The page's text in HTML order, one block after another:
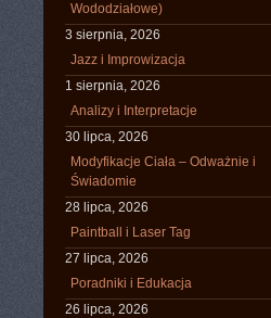
Wododziałowe)
3 sierpnia, 2026
Jazz i Improwizacja
1 sierpnia, 2026
Analizy i Interpretacje
30 lipca, 2026
Modyfikacje Ciała – Odważnie i
Świadomie
28 lipca, 2026
Paintball i Laser Tag
27 lipca, 2026
Poradniki i Edukacja
26 lipca, 2026